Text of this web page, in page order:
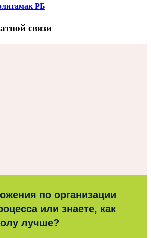
РБ
связи
по организации
или знаете, как
лучше?